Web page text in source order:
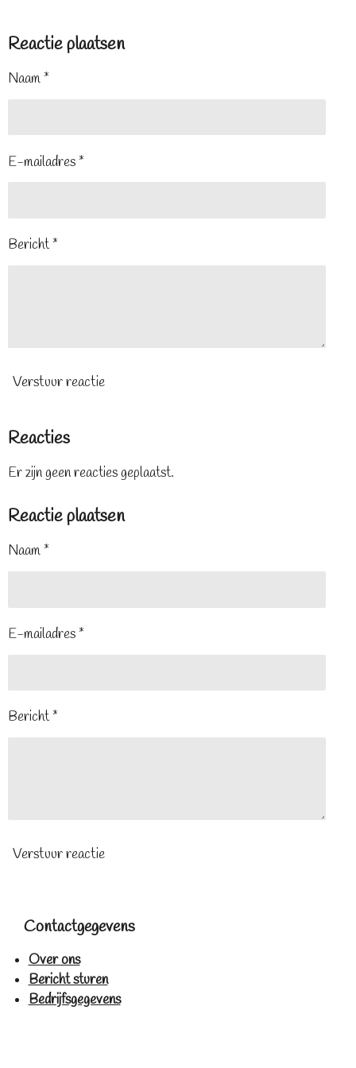
Reactie plaatsen
Naam *
E-mailadres *
Bericht *
Verstuur reactie
Reacties
Er zijn geen reacties geplaatst.
Reactie plaatsen
Naam *
E-mailadres *
Bericht *
Verstuur reactie
Contactgegevens
Over ons
Bericht sturen
Bedrijfsgegevens